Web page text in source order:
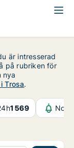
är intresserad
på rubriken för
nya
Trosa.
1 569